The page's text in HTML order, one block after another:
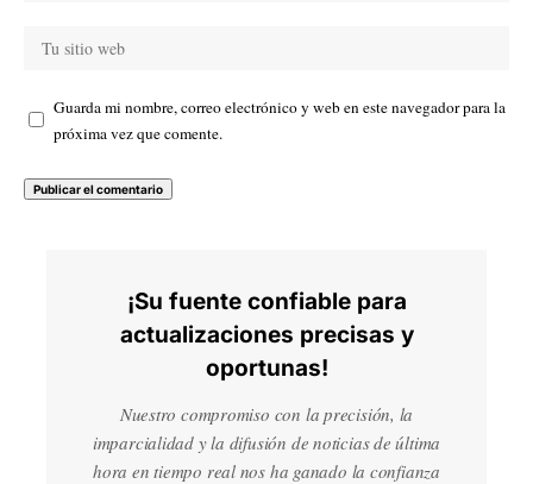
Guarda mi nombre, correo electrónico y web en este navegador para la
próxima vez que comente.
¡Su fuente confiable para
actualizaciones precisas y
oportunas!
Nuestro compromiso con la precisión, la
imparcialidad y la difusión de noticias de última
hora en tiempo real nos ha ganado la confianza